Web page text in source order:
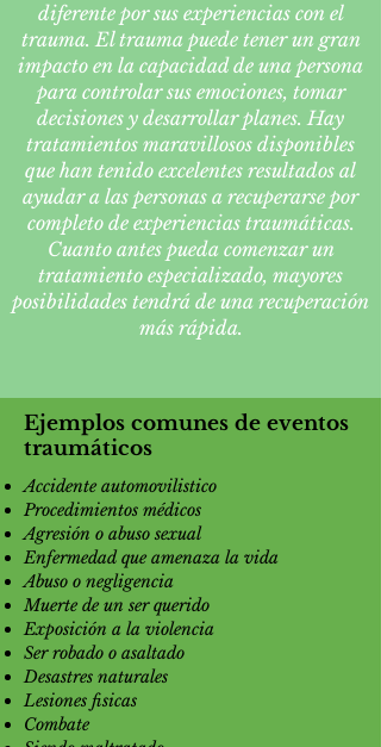
diferente por sus experiencias con el
trauma. El trauma puede tener un gran
impacto en la capacidad de una persona
para controlar sus emociones, tomar
decisiones y desarrollar planes. Hay
tratamientos maravillosos disponibles
que han tenido excelentes resultados al
ayudar a las personas a recuperarse por
completo de experiencias traumáticas.
Cuanto antes pueda comenzar un
tratamiento especializado, mayores
posibilidades tendrá de una recuperación
más rápida.
Ejemplos comunes de eventos
traumáticos
Accidente automovilistico
Procedimientos médicos
Agresión o abuso sexual
Enfermedad que amenaza la vida
Abuso o negligencia
Muerte de un ser querido
Exposición a la violencia
Ser robado o asaltado
Desastres naturales
Lesiones fisicas
Combate